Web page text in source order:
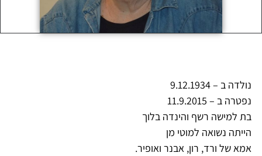
נולדה ב – 9.12.1934
נפטרה ב – 11.9.2015
בת למישה רשף והינדה בלוך
הייתה נשואה למוטי מן
אמא של ורד, רון, אבנר ואופיר.